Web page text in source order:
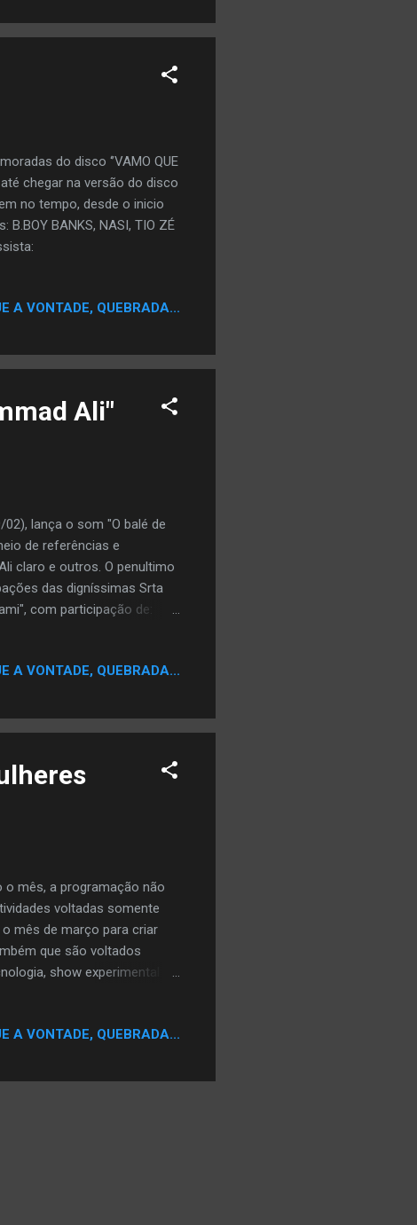
do disco ‘’VAMO QUE
até chegar na versão do disco
no tempo, desde o inicio
BANKS, NASI, TIO ZÉ
A VONTADE, QUEBRADA...
Ali"
lança o som "O balé de
de referências e
claro e outros. O penultimo
das digníssimas Srta
com participação de:
de Thiago Jamelão.
A VONTADE, QUEBRADA...
o mês, a programação não
voltadas somente
mês de março para criar
que são voltados
show experimental de
Station também estará
completa:
A VONTADE, QUEBRADA...